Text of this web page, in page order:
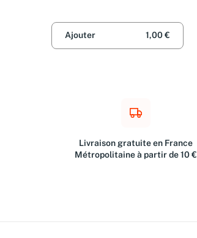
Ajouter 1,00 €
Livraison gratuite en France
Métropolitaine à partir de 10 €